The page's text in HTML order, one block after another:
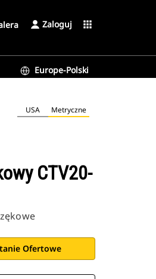
Zaloguj apps
Europe-Polski
USA Metryczne
CTV20-
Ofertowe